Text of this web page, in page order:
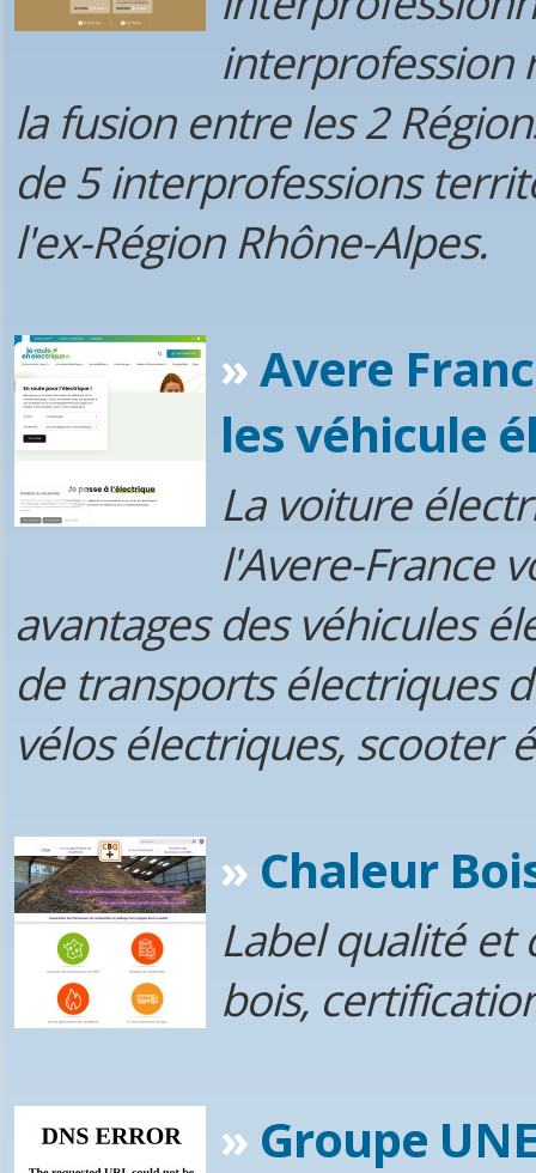
interprofession
la fusion entre les 2
de 5 interprofessions
l'ex-Région Rhône-Alpes.
»Avere
les véhicule
La voiture
l'Avere-France
avantages des véhicules
de transports électriques
vélos électriques, scooter
» Chaleur
Label qualité et
bois,
» Groupe